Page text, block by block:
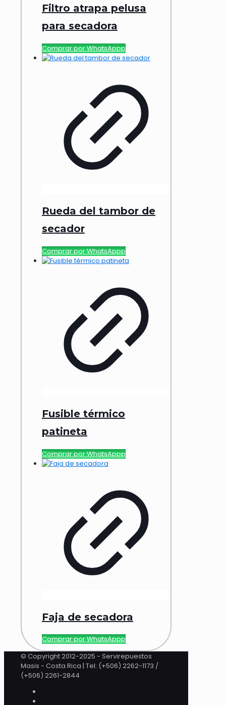
Filtro atrapa pelusa
para secadora
Comprar por WhatsAppp
Rueda del tambor de
secador
Comprar por WhatsAppp
Fusible térmico
patineta
Comprar por WhatsAppp
Faja de secadora
Comprar por WhatsAppp
© Copyright 2012-2025 - Servirepuestos
Masis - Costa Rica | Tel: (+506) 2262-1173 /
(+506) 2261-2844